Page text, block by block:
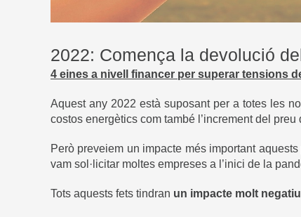
2022: Comença la devolució
4 eines a nivell financer per superar tensions
Aquest any 2022 està suposant per a totes les
costos energètics com també l’increment del
Però preveiem un impacte més important
vam sol·licitar moltes empreses a l’inici de la
Tots aquests fets tindran un impacte molt